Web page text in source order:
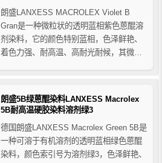
朗盛LANXESS MACROLEX Violet B
Gran是一种微粒状的透明蓝相紫色蒽醌溶
剂染料，它的颜色特别蓝相，色泽鲜艳、
着色力强、耐高温、高耐光耐候，其微粒
接触规范，因此适用于食品包装和玩具的
应用。
朗盛5B绿蒽醌染料LANXESS Macrolex
5B耐高温硬胶染料溶剂绿3
德国朗盛LANXESS Macrolex Green 5B是
一种可溶于有机溶剂的透明蓝相绿色蒽醌
染料，颜色索引号为溶剂绿3，色泽鲜艳、